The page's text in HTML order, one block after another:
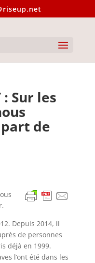
: Sur les
de
Depuis 2014, il
de personnes
déjà en 1999.
l’ont été dans les